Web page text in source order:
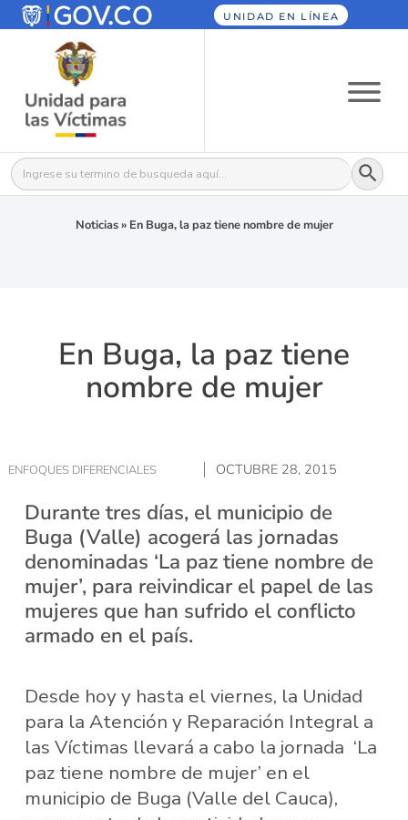
UNIDAD EN LÍNEA
Buscar: Botón
Noticias» En Buga, la paz tiene nombre de mujer
En Buga, la paz tiene
nombre de mujer
ENFOQUES DIFERENCIALES OCTUBRE 28, 2015
Durante tres días, el municipio de
Buga (Valle) acogerá las jornadas
denominadas ‘La paz tiene nombre de
mujer’, para reivindicar el papel de las
mujeres que han sufrido el conflicto
armado en el país.
Desde hoy y hasta el viernes, la Unidad
para la Atención y Reparación Integral a
las Víctimas llevará a cabo la jornada ‘La
paz tiene nombre de mujer’ en el
municipio de Buga (Valle del Cauca),